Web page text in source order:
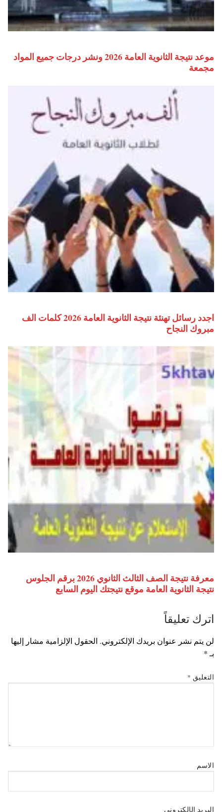
موعد نتيجة الثانوية العامة 2026 ونشر درجات جميع المواد
مجمعة
اجدد رسائل تهنئة نتيجة الثانوية العامة 2026 كلمات الف
مبروك النجاح
معرفة نتيجة الصف الثالث الثانوي 2026 برقم الجلوس
نتيجة الثانوية العامة موقع نتيجتك اليوم السابع
اترك تعليقاً
لن يتم نشر عنوان بريدك الإلكتروني. الحقول الإلزامية مشار إليها
بـ *
التعليق *
الاسم
البريد الإلكتروني